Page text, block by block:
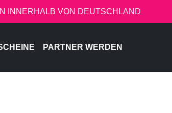
INNERHALB VON DEUTSCHLAND
PARTNER WERDEN